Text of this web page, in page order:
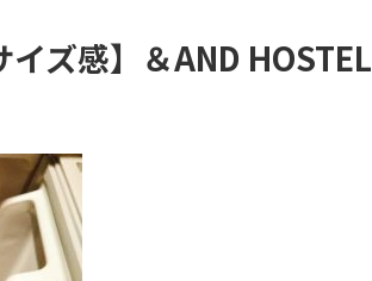
イズ感】＆AND HOSTEL